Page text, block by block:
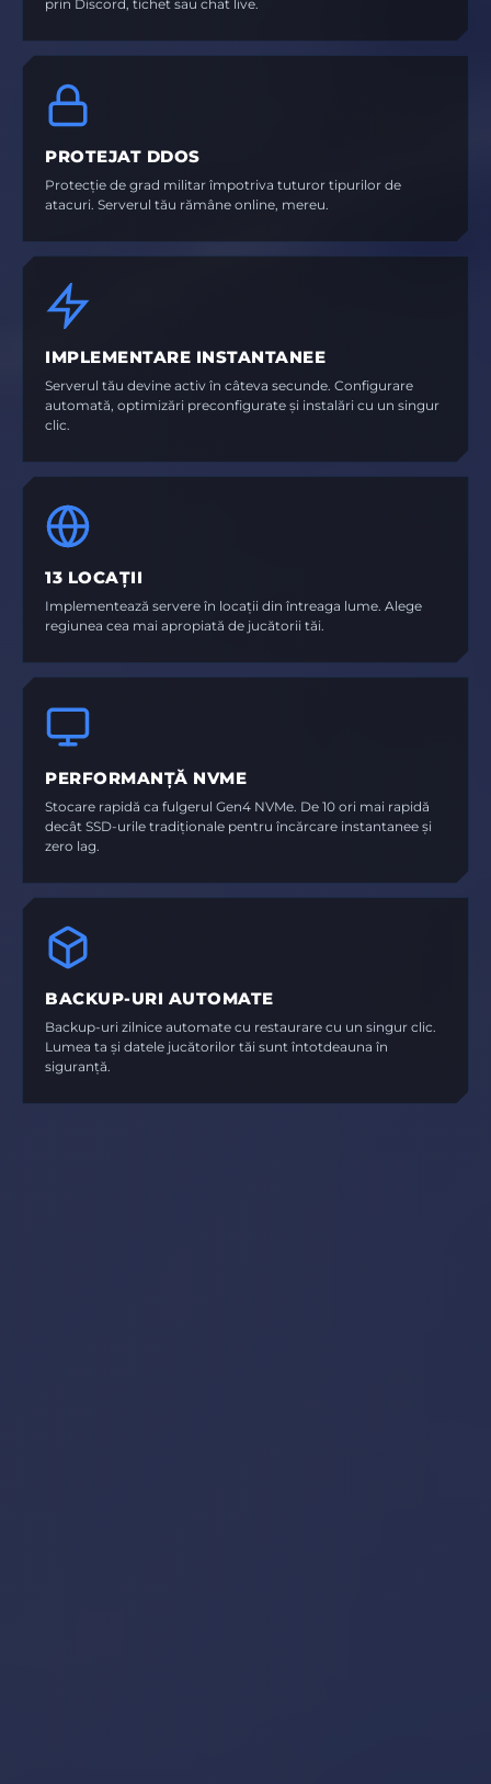
prin Discord, tichet sau chat live.
PROTEJAT DDOS
Protecție de grad militar împotriva tuturor tipurilor de
atacuri. Serverul tău rămâne online, mereu.
IMPLEMENTARE INSTANTANEE
Serverul tău devine activ în câteva secunde. Configurare
automată, optimizări preconfigurate și instalări cu un singur
clic.
13 LOCAȚII
Implementează servere în locații din întreaga lume. Alege
regiunea cea mai apropiată de jucătorii tăi.
PERFORMANȚĂ NVME
Stocare rapidă ca fulgerul Gen4 NVMe. De 10 ori mai rapidă
decât SSD-urile tradiționale pentru încărcare instantanee și
zero lag.
BACKUP-URI AUTOMATE
Backup-uri zilnice automate cu restaurare cu un singur clic.
Lumea ta și datele jucătorilor tăi sunt întotdeauna în
siguranță.